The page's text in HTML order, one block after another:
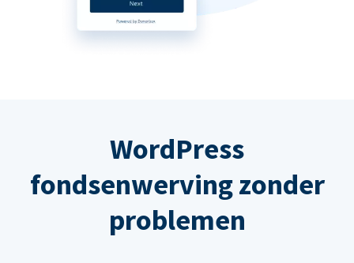
WordPress
fondsenwerving zonder
problemen